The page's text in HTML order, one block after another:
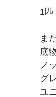
1匹
ま
底
ノ
グ
ユ